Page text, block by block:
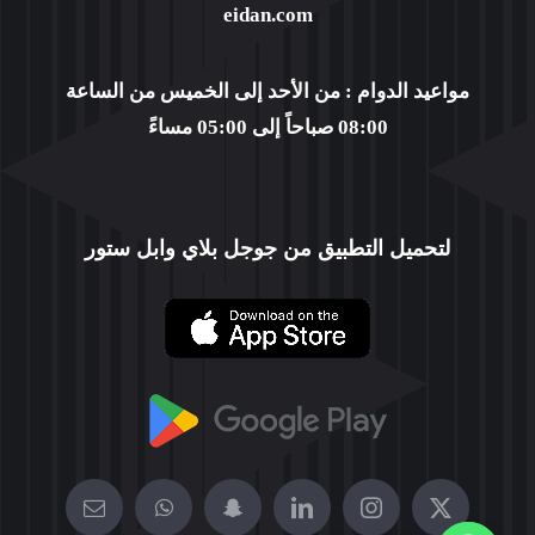
CONTACT US
العربية
eidan.com
مواعيد الدوام : من الأحد إلى الخميس من الساعة
08:00 صباحاً إلى 05:00 مساءً
لتحميل التطبيق من جوجل بلاي وابل ستور